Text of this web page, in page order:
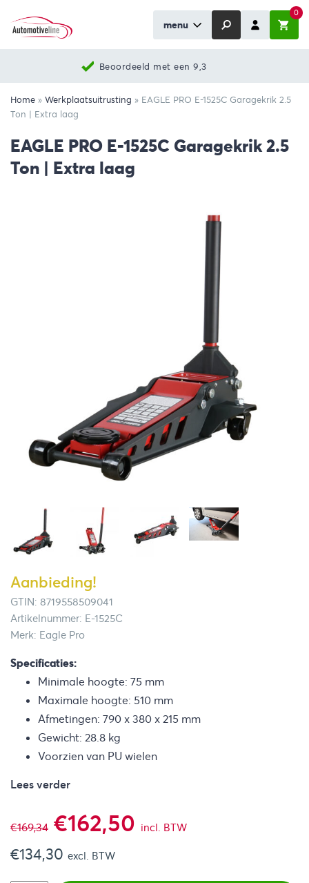
menu
0
Beoordeeld met een 9,3
Home » Werkplaatsuitrusting » EAGLE PRO E-1525C Garagekrik 2.5
Ton | Extra laag
EAGLE PRO E-1525C Garagekrik 2.5
Ton | Extra laag
Aanbieding!
GTIN: 8719558509041
Artikelnummer: E-1525C
Merk: Eagle Pro
Specificaties:
Minimale hoogte: 75 mm
Maximale hoogte: 510 mm
Afmetingen: 790 x 380 x 215 mm
Gewicht: 28.8 kg
Voorzien van PU wielen
Lees verder
€169,34 Oorspronkelijke
prijs
€162,50 Huidige
incl. BTW
€134,30 excl. BTW